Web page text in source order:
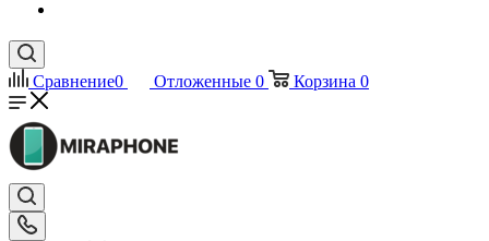
Сравнение0 Отложенные 0 Корзина 0